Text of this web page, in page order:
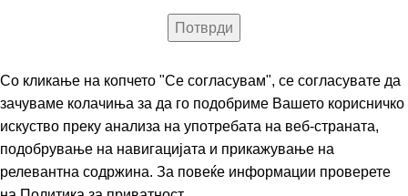
Со кликање на копчето "Се согласувам", се согласувате да
зачуваме колачиња за да го подобриме Вашето корисничко
искуство преку анализа на употребата на веб-страната,
подобрување на навигацијата и прикажување на
релевантна содржина. За повеќе информации проверете